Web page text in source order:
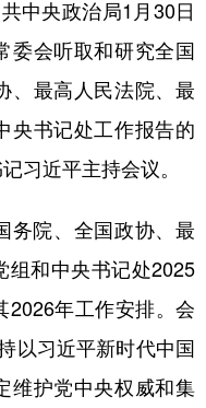
时尚 悦读
太网 上市公司
河北 山西
上海 江苏
福建 江西
湖北 湖南
央政治局1月30日
委会听取和研究全国
、最高人民法院、最
央书记处工作报告的
习近平主持会议。
院、全国政协、最
组和中央书记处2025
2026年工作安排。会
以习近平新时代中国
维护党中央权威和集